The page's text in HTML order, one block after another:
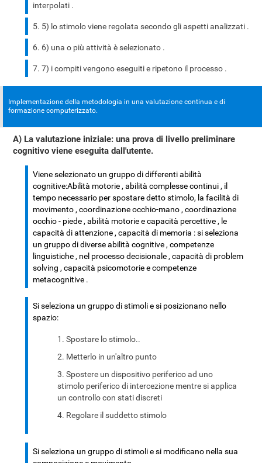
interpolati .
5) lo stimolo viene regolata secondo gli aspetti analizzati .
6) una o più attività è selezionato .
7) i compiti vengono eseguiti e ripetono il processo .
Implementazione della metodologia in una valutazione continua e di
formazione computerizzato.
A) La valutazione iniziale: una prova di livello preliminare
cognitivo viene eseguita dall'utente.
Viene selezionato un gruppo di differenti abilità
cognitive:Abilità motorie , abilità complesse continui , il
tempo necessario per spostare detto stimolo, la facilità di
movimento , coordinazione occhio-mano , coordinazione
occhio - piede , abilità motorie e capacità percettive , le
capacità di attenzione , capacità di memoria : si seleziona
un gruppo di diverse abilità cognitive , competenze
linguistiche , nel processo decisionale , capacità di problem
solving , capacità psicomotorie e competenze
metacognitive .
Si seleziona un gruppo di stimoli e si posizionano nello
spazio:
Spostare lo stimolo..
Metterlo in un'altro punto
Spostere un dispositivo periferico ad uno
stimolo periferico di intercezione mentre si applica
un controllo con stati discreti
Regolare il suddetto stimolo
Si seleziona un gruppo di stimoli e si modificano nella sua